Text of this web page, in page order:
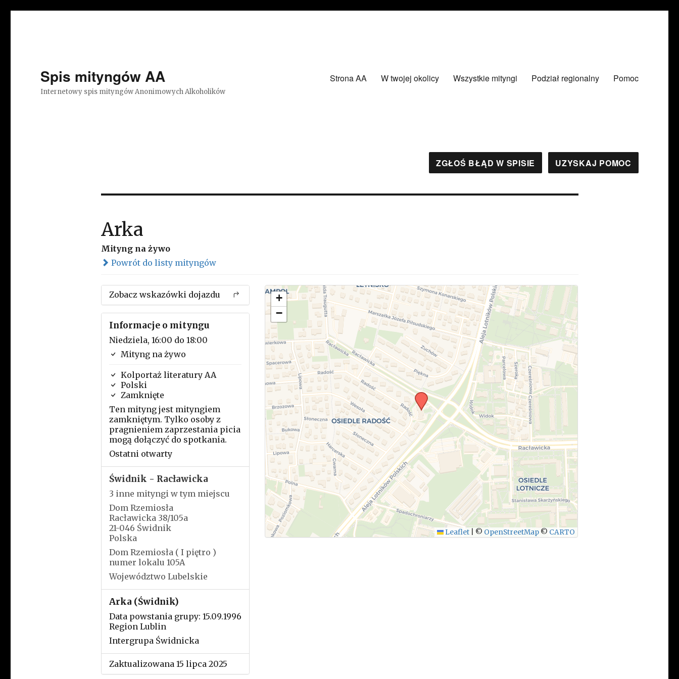
Spis mityngów AA
Internetowy spis mityngów Anonimowych Alkoholików
Strona AA W twojej okolicy Wszystkie mityngi Podział regionalny Pomoc
ZGŁOŚ BŁĄD W SPISIE UZYSKAJ POMOC
Arka
Mityng na żywo
Powrót do listy mityngów
Zobacz wskazówki dojazdu
Informacje o mityngu
Niedziela, 16:00 do 18:00
Mityng na żywo
Kolportaż literatury AA
Polski
Zamknięte
Ten mityng jest mityngiem
zamkniętym. Tylko osoby z
pragnieniem zaprzestania picia
mogą dołączyć do spotkania.
Ostatni otwarty
Świdnik - Racławicka
3 inne mityngi w tym miejscu
Dom Rzemiosła
Racławicka 38/105a
21-046 Świdnik
Polska
Dom Rzemiosła ( I piętro )
numer lokalu 105A
Województwo Lubelskie
Arka (Świdnik)
Data powstania grupy: 15.09.1996
Region Lublin
Intergrupa Świdnicka
Zaktualizowana 15 lipca 2025
+
−
Leaflet © OpenStreetMap © CARTO